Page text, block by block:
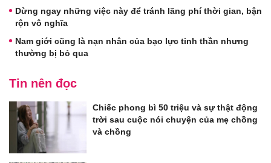
Dừng ngay những việc này để tránh lãng phí thời gian, bận
rộn vô nghĩa
Nam giới cũng là nạn nhân của bạo lực tinh thần nhưng
thường bị bỏ qua
Tin nên đọc
Chiếc phong bì 50 triệu và sự thật động
trời sau cuộc nói chuyện của mẹ chồng
và chồng